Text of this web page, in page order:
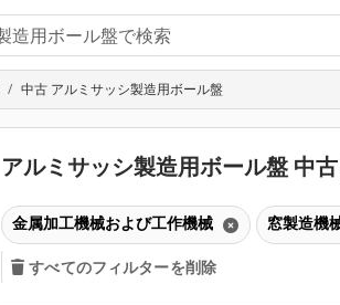
中古 アルミサッシ製造用ボール盤
アルミサッシ製造用ボール盤 中
金属加工機械および工作機械 窓製造機
すべてのフィルターを削除